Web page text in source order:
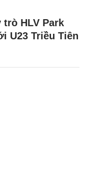
HLV Park
U23 Triều Tiên